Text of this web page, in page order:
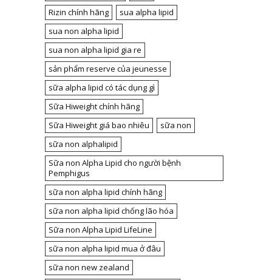
Rizin chính hãng
sua alpha lipid
sua non alpha lipid
sua non alpha lipid gia re
sản phẩm reserve của jeunesse
sữa alpha lipid có tác dụng gì
Sữa Hiweight chính hãng
Sữa Hiweight giá bao nhiêu
sữa non
sữa non alphalipid
Sữa non Alpha Lipid cho người bệnh
Pemphigus
sữa non alpha lipid chính hãng
sữa non alpha lipid chống lão hóa
Sữa non Alpha Lipid LifeLine
sữa non alpha lipid mua ở đâu
sữa non new zealand